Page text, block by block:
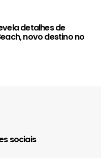
detalhes de
novo destino no
sociais